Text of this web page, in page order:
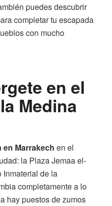
puedes descubrir
completar tu escapada
con mucho
en el
Medina
en Marrakech en el
la Plaza Jemaa el-
Inmaterial de la
completamente a lo
hay puestos de zumos